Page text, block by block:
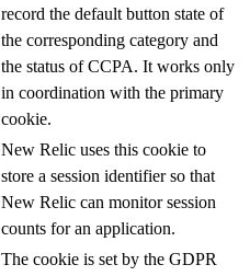
record the default button state of
the corresponding category and
the status of CCPA. It works only
in coordination with the primary
cookie.
New Relic uses this cookie to
store a session identifier so that
New Relic can monitor session
counts for an application.
The cookie is set by the GDPR